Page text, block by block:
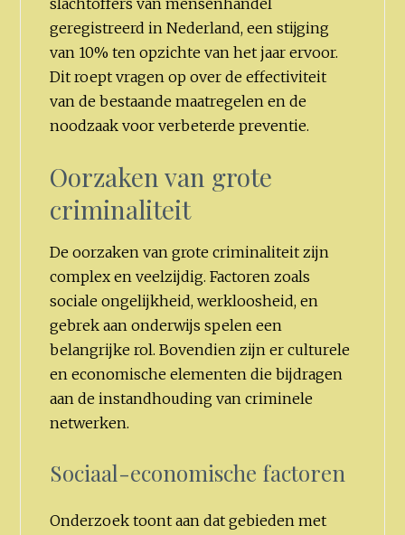
geregistreerd in Nederland, een stijging
van 10% ten opzichte van het jaar ervoor.
Dit roept vragen op over de effectiviteit
van de bestaande maatregelen en de
noodzaak voor verbeterde preventie.
Oorzaken van grote
criminaliteit
De oorzaken van grote criminaliteit zijn
complex en veelzijdig. Factoren zoals
sociale ongelijkheid, werkloosheid, en
gebrek aan onderwijs spelen een
belangrijke rol. Bovendien zijn er culturele
en economische elementen die bijdragen
aan de instandhouding van criminele
netwerken.
Sociaal-economische factoren
Onderzoek toont aan dat gebieden met